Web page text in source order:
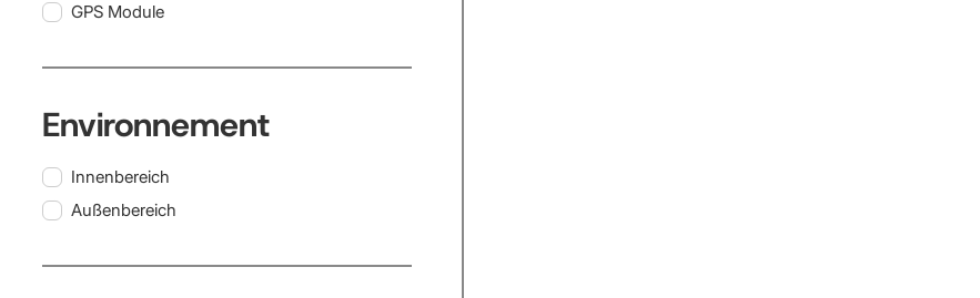
GPS Module
Environnement
Innenbereich
Außenbereich